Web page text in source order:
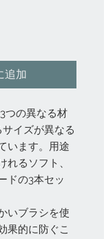
追加
つの異なる材
イズが異なる
います。用途
れるソフト、
ドの3本セッ
いブラシを使
果的に防ぐこ